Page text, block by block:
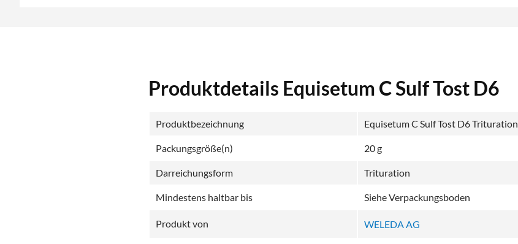
Produktdetails Equisetum C Sulf Tost D6
Produktbezeichnung Equisetum C Sulf Tost D6 Trituration
Packungsgröße(n) 20 g
Darreichungsform Trituration
Mindestens haltbar bis Siehe Verpackungsboden
Produkt von WELEDA AG